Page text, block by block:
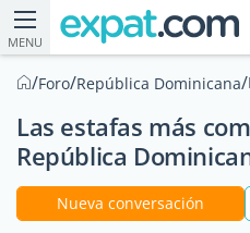
MENU
/Foro/República Dominicana/
Las estafas más
República
Nueva conversación